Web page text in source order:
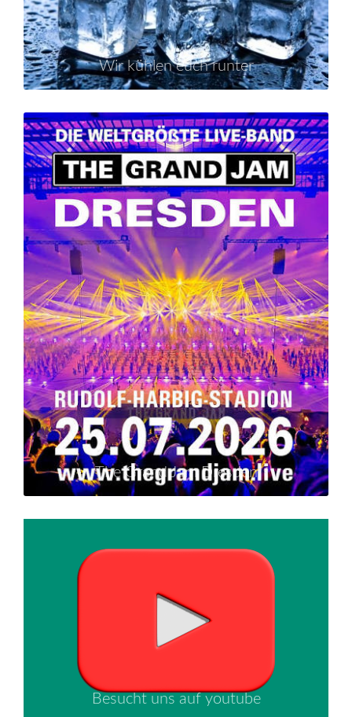
Wir kühlen euch runter
The Grand Jam Dresden
Besucht uns auf youtube